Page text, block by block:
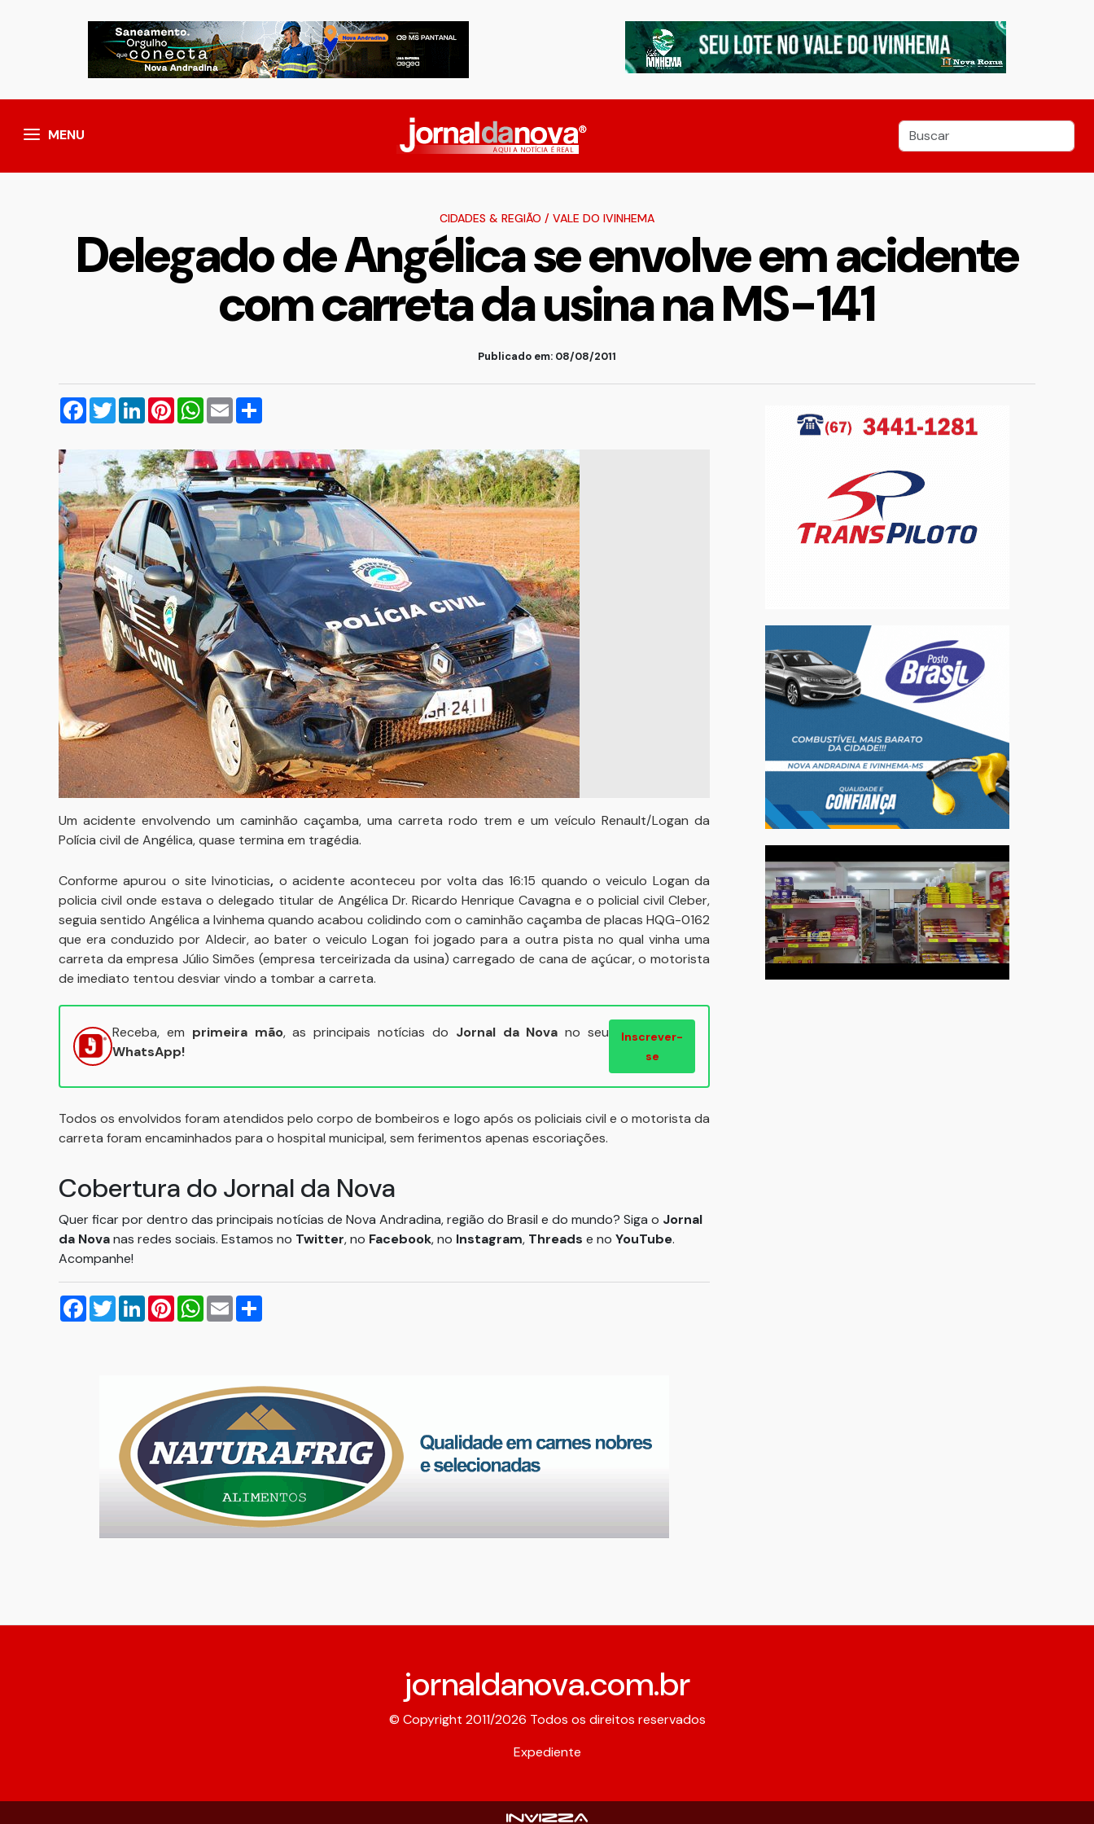
MENU
CIDADES & REGIÃO / VALE DO IVINHEMA
Delegado de Angélica se envolve em acidente
com carreta da usina na MS-141
Publicado em: 08/08/2011
Facebook
TwitterLinkedInPinterestWhatsApp
Email
Um acidente envolvendo um caminhão caçamba, uma carreta rodo trem e um veículo Renault/Logan da
Polícia civil de Angélica, quase termina em tragédia.
Conforme apurou o site Ivinoticias, o acidente aconteceu por volta das 16:15 quando o veiculo Logan da
policia civil onde estava o delegado titular de Angélica Dr. Ricardo Henrique Cavagna e o policial civil Cleber,
seguia sentido Angélica a Ivinhema quando acabou colidindo com o caminhão caçamba de placas HQG-0162
que era conduzido por Aldecir, ao bater o veiculo Logan foi jogado para a outra pista no qual vinha uma
carreta da empresa Júlio Simões (empresa terceirizada da usina) carregado de cana de açúcar, o motorista
de imediato tentou desviar vindo a tombar a carreta.
Receba, em primeira mão, as principais notícias do Jornal da Nova no seu
WhatsApp!
Inscrever-
se
Todos os envolvidos foram atendidos pelo corpo de bombeiros e logo após os policiais civil e o motorista da
carreta foram encaminhados para o hospital municipal, sem ferimentos apenas escoriações.
Cobertura do Jornal da Nova
Quer ficar por dentro das principais notícias de Nova Andradina, região do Brasil e do mundo? Siga o Jornal
da Novanas redes sociais. Estamos no Twitter, no Facebook, no Instagram, Threads e no YouTube.
Acompanhe!
Facebook
TwitterLinkedInPinterestWhatsApp
Email
jornaldanova.com.br
© Copyright 2011/2026 Todos os direitos reservados
Expediente